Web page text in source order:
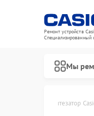
Ремонт устройств
Специализированный
Мы
Синтезатор